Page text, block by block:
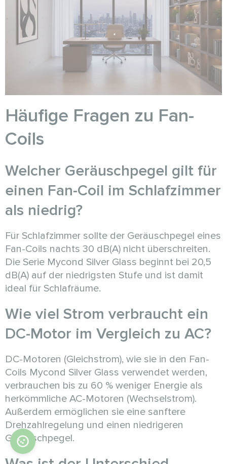
Häufige Fragen zu Fan-
Coils
Welcher Geräuschpegel gilt für
einen Fan-Coil im Schlafzimmer
als niedrig?
Für Schlafzimmer sollte der Geräuschpegel eines
Fan-Coils nachts 30 dB(A) nicht überschreiten.
Die Serie Mycond Silver Glass beginnt bei 20,5
dB(A) auf der niedrigsten Stufe und ist damit
ideal für Schlafräume.
Wie viel Strom verbraucht ein
DC-Motor im Vergleich zu AC?
DC-Motoren (Gleichstrom), wie sie in den Fan-
Coils Mycond Silver Glass verwendet werden,
verbrauchen bis zu 60 % weniger Energie als
herkömmliche AC-Motoren (Wechselstrom).
Außerdem ermöglichen sie eine sanftere
Drehzahlregelung und einen niedrigeren
Geräuschpegel.